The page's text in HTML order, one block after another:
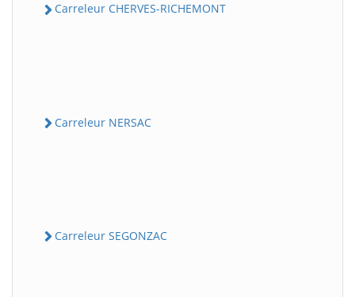
Carreleur CHERVES-RICHEMONT
Carreleur NERSAC
Carreleur SEGONZAC